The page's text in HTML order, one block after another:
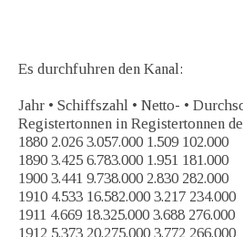
Es durchfuhren den Kanal:
Jahr • Schiffszahl • Netto- •
Registertonnen in Registertonnen
1880 2.026 3.057.000 1.509 102.000
1890 3.425 6.783.000 1.951 181.000
1900 3.441 9.738.000 2.830 282.000
1910 4.533 16.582.000 3.217 234.000
1911 4.669 18.325.000 3.688 276.000
1912 5.373 20.275.000 3.772 266.000